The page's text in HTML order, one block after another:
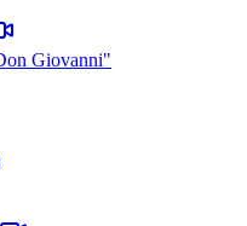
Giovanni"